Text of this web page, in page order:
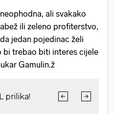
ali svakako
ili zeleno profiterstvo,
jedan pojedinac želi
bi trebao biti interes cijele
Gamulin.ž